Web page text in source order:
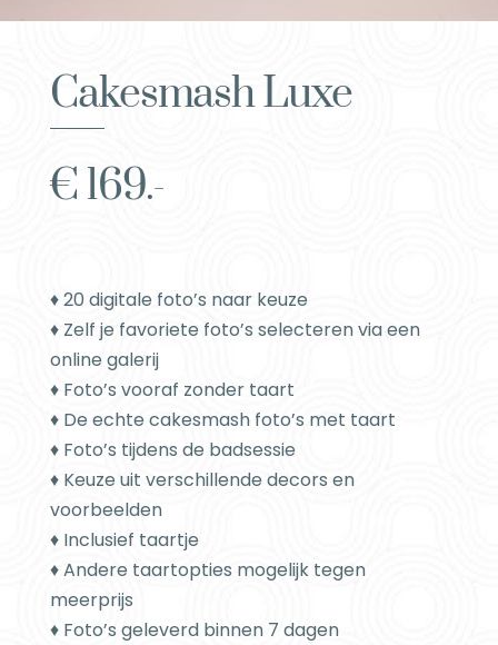
Cakesmash Luxe
€ 169.-
♦ 20 digitale foto’s naar keuze
♦ Zelf je favoriete foto’s selecteren via een
online galerij
♦ Foto’s vooraf zonder taart
♦ De echte cakesmash foto’s met taart
♦ Foto’s tijdens de badsessie
♦ Keuze uit verschillende decors en
voorbeelden
♦ Inclusief taartje
♦ Andere taartopties mogelijk tegen
meerprijs
♦ Foto’s geleverd binnen 7 dagen